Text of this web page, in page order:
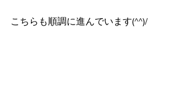
こちらも順調に進んでいます(^^)/